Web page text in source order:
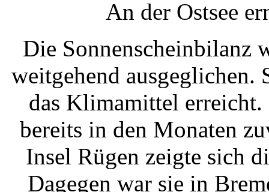
An der Ostsee
Die Sonnenscheinbilanz
weitgehend ausgeglichen.
das Klimamittel
bereits in den Monaten
Insel Rügen zeigte sich
Dagegen war sie in